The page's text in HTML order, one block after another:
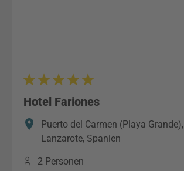
Hotel Fariones
Puerto del Carmen (Playa Grande),
Lanzarote, Spanien
2 Personen